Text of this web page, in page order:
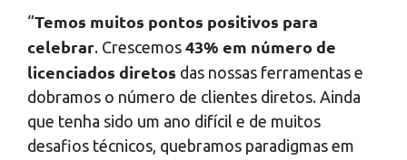
“Temos muitos pontos positivos para
celebrar. Crescemos 43% em número de
licenciados diretos das nossas ferramentas e
dobramos o número de clientes diretos. Ainda
que tenha sido um ano difícil e de muitos
desafios técnicos, quebramos paradigmas em